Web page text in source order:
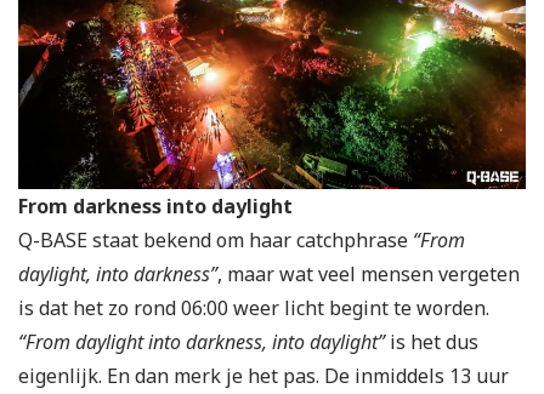
From darkness into daylight
Q-BASE staat bekend om haar catchphrase “From
daylight, into darkness”, maar wat veel mensen vergeten
is dat het zo rond 06:00 weer licht begint te worden.
“From daylight into darkness, into daylight”is het dus
eigenlijk. En dan merk je het pas. De inmiddels 13 uur